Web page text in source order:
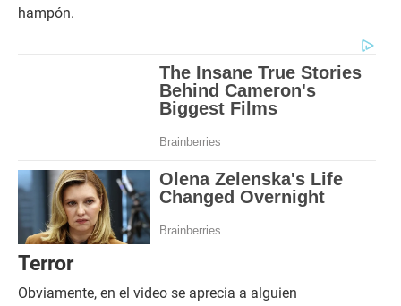
hampón.
Terror
Obviamente, en el video se aprecia a alguien